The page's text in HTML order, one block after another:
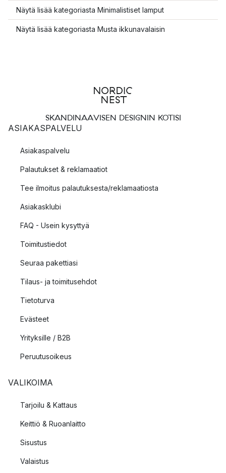
Näytä lisää kategoriasta Minimalistiset lamput
Näytä lisää kategoriasta Musta ikkunavalaisin
SKANDINAAVISEN DESIGNIN KOTISI
ASIAKASPALVELU
Asiakaspalvelu
Palautukset & reklamaatiot
Tee ilmoitus palautuksesta/reklamaatiosta
Asiakasklubi
FAQ - Usein kysyttyä
Toimitustiedot
Seuraa pakettiasi
Tilaus- ja toimitusehdot
Tietoturva
Evästeet
Yrityksille / B2B
Peruutusoikeus
VALIKOIMA
Tarjoilu & Kattaus
Keittiö & Ruoanlaitto
Sisustus
Valaistus